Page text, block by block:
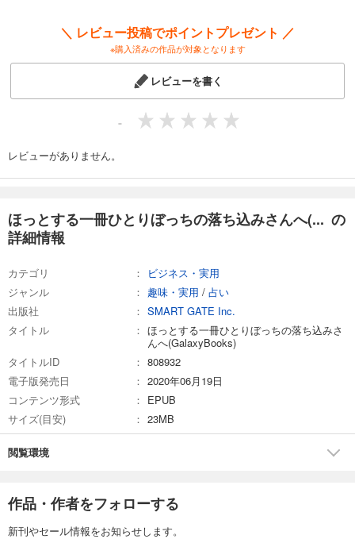
＼ レビュー投稿でポイントプレゼント ／
※購入済みの作品が対象となります
レビューを書く
-
レビューがありません。
ほっとする一冊ひとりぼっちの落ち込みさんへ(... の
詳細情報
カテゴリ
ビジネス・実用
ジャンル
趣味・実用 / 占い
出版社
SMART GATE Inc.
タイトル
ほっとする一冊ひとりぼっちの落ち込みさ
んへ(GalaxyBooks)
タイトルID
808932
電子版発売日
2020年06月19日
コンテンツ形式
EPUB
サイズ(目安)
23MB
閲覧環境
作品・作者をフォローする
新刊やセール情報をお知らせします。